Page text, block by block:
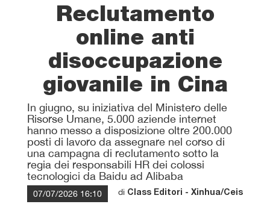
Reclutamento
online anti
disoccupazione
giovanile in Cina
In giugno, su iniziativa del Ministero delle
Risorse Umane, 5.000 aziende internet
hanno messo a disposizione oltre 200.000
posti di lavoro da assegnare nel corso di
una campagna di reclutamento sotto la
regia dei responsabili HR dei colossi
tecnologici da Baidu ad Alibaba
07/07/2026 16:10 di Class Editori - Xinhua/Ceis